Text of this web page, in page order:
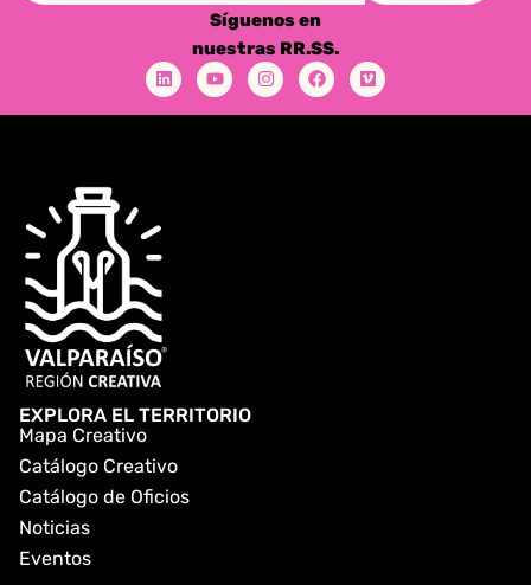
Síguenos en
nuestras RR.SS.
EXPLORA EL TERRITORIO
Mapa Creativo
Catálogo Creativo
Catálogo de Oficios
Noticias
Eventos